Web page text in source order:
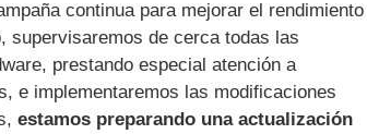
continua para mejorar el rendimiento
supervisaremos de cerca todas las
prestando especial atención a
e implementaremos las modificaciones
estamos preparando una actualización